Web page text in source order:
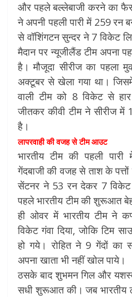
और पहले बल्लेबाजी करने का
ने अपनी पहली पारी में 259 रन
से वॉशिंगटन सुन्दर ने 7 विकेट
मैदान पर न्यूजीलैंड टीम अपना
है। मौजूदा सीरीज का पहला
अक्टूबर से खेला गया था। जिसमें
वाली टीम को 8 विकेट से
जीतकर कीवी टीम ने सीरीज में
है।
लापरवाही की वजह से टीम आउट
भारतीय टीम की पहली
गेंदबाजी की वजह से ताश के
सेंटनर ने 53 रन देकर 7
पहले भारतीय टीम की शुरूआत
ही ओवर में भारतीय टीम ने
विकेट गंवा दिया, जोकि टिम
हो गये। रोहित ने 9 गेंदों का
अपना खाता भी नहीं खोल पाये।
ठसके बाद शुभमन गिल और
सधी शुरूआत की। जब भारतीय